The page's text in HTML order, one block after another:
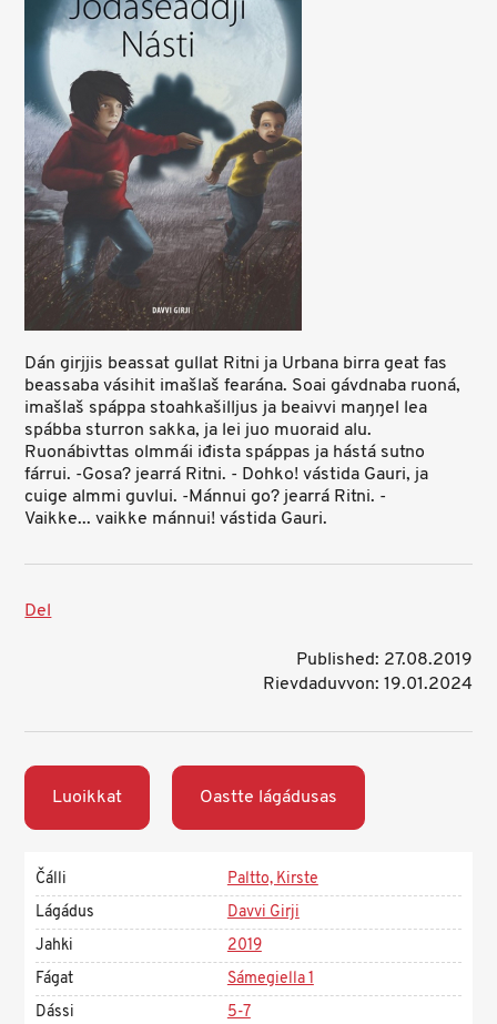
Dán girjjis beassat gullat Ritni ja Urbana birra geat fas
beassaba vásihit imašlaš fearána. Soai gávdnaba ruoná,
imašlaš spáppa stoahkašilljus ja beaivvi maŋŋel lea
spábba sturron sakka, ja lei juo muoraid alu.
Ruonábivttas olmmái iđista spáppas ja hástá sutno
fárrui. -Gosa? jearrá Ritni. - Dohko! vástida Gauri, ja
cuige almmi guvlui. -Mánnui go? jearrá Ritni. -
Vaikke... vaikke mánnui! vástida Gauri.
Del
Published: 27.08.2019
Rievdaduvvon: 19.01.2024
Luoikkat Oastte lágádusas
Čálli
Paltto, Kirste
Lágádus
Davvi Girji
Jahki
2019
Fágat
Sámegiella 1
Dássi
5-7